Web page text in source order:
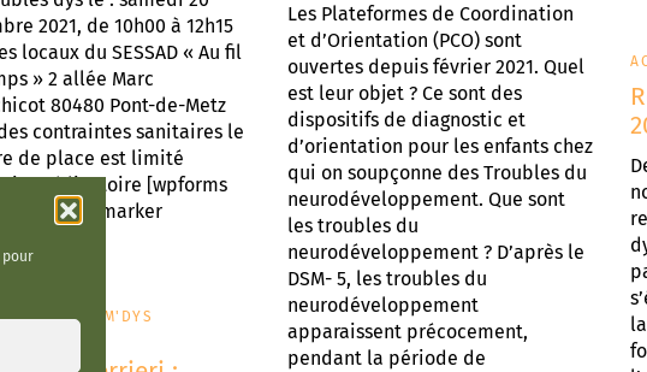
pour
2021, de 10h00 à 12h15
locaux du SESSAD « Au fil
» 2 allée Marc
80480 Pont-de-Metz
contraintes sanitaires le
de place est limité
obligatoire [wpforms
[mapsmarker
Les Plateformes de Coordination
et d’Orientation (PCO) sont
ouvertes depuis février 2021. Quel
est leur objet ? Ce sont des
dispositifs de diagnostic et
d’orientation pour les enfants chez
qui on soupçonne des Troubles du
neurodéveloppement. Que sont
les troubles du
neurodéveloppement ? D’après le
DSM- 5, les troubles du
neurodéveloppement
apparaissent précocement,
pendant la période de
SOM'DYS